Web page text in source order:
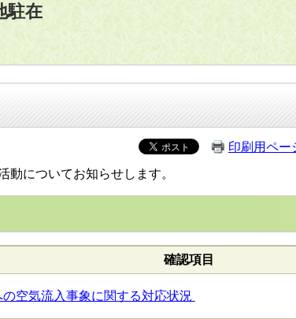
駐在
印刷用ペー
動についてお知らせします。
確認項目
空気流入事象に関する対応状況